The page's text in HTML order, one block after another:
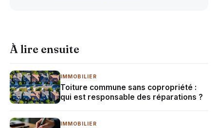
À lire ensuite
IMMOBILIER
Toiture commune sans copropriété :
qui est responsable des réparations ?
IMMOBILIER